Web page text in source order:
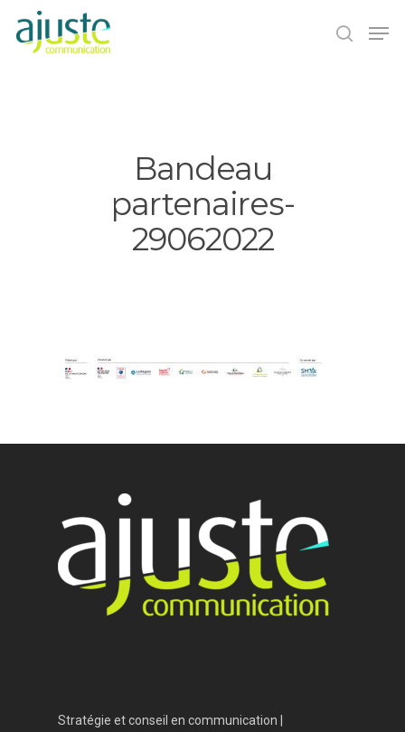
Bandeau
partenaires-
29062022
Stratégie et conseil en communication |
Vos besoins
Nous connaître
Nos services
Nos références